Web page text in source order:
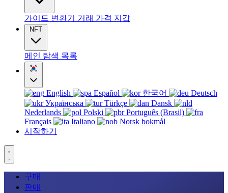
가이드 변환기 거래 가격 지갑
NFT
메인 탐색 목록
English Español 한국어
Deutsch
Українська
Türkçe
Dansk
Nederlands
Polski
Português (Brasil)
Français
Italiano
Norsk bokmål
시작하기
구매
판매